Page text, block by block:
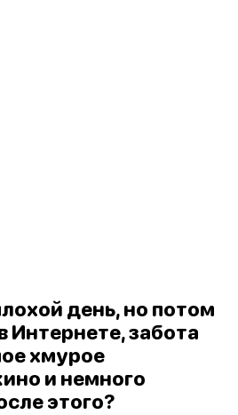
день, но потом
Интернете, забота
хмурое
и немного
этого?